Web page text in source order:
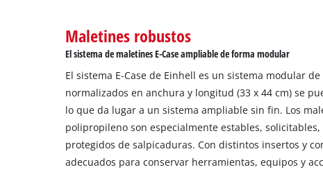
Maletines robustos
El sistema de maletines E-Case ampliable de forma modular
El sistema E-Case de Einhell es un sistema modular
normalizados en anchura y longitud (33 x 44 cm) se
lo que da lugar a un sistema ampliable sin fin. Los
polipropileno son especialmente estables,
protegidos de salpicaduras. Con distintos insertos y
adecuados para conservar herramientas, equipos y